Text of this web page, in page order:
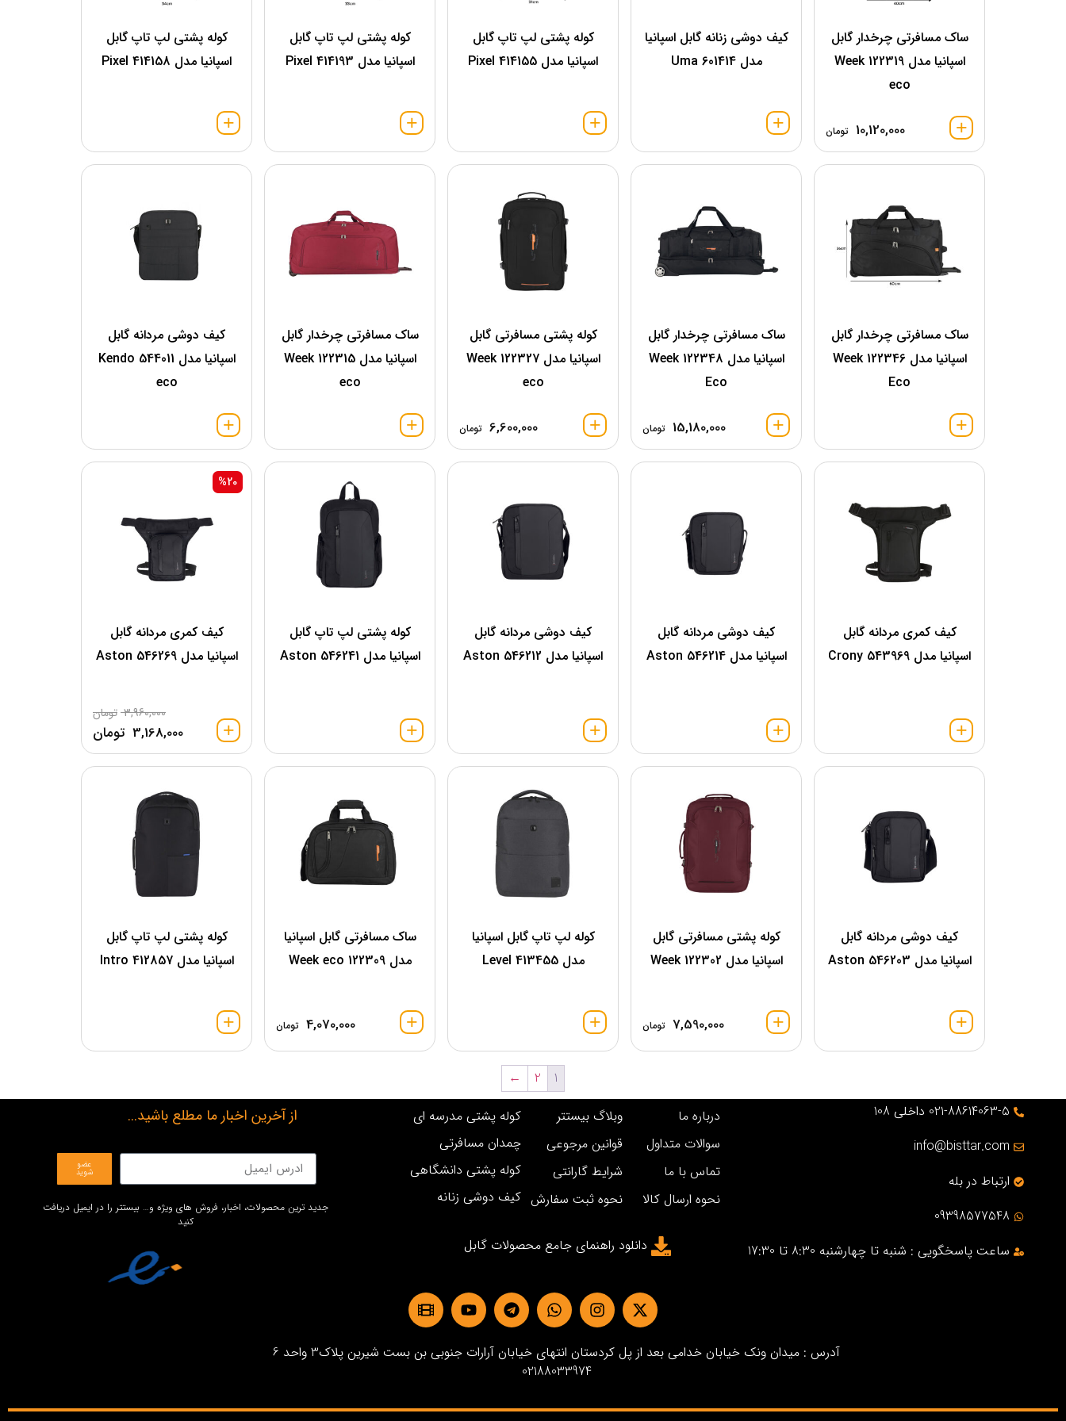
ساک مسافرتی چرخدار گابل
اسپانیا مدل 122319 Week
eco
10,120,000 تومان
کیف دوشی زنانه گابل اسپانیا
مدل 601414 Uma
کوله پشتی لپ تاپ گابل
اسپانیا مدل 414155 Pixel
کوله پشتی لپ تاپ گابل
اسپانیا مدل 414193 Pixel
کوله پشتی لپ تاپ گابل
اسپانیا مدل 414158 Pixel
ساک مسافرتی چرخدار گابل
اسپانیا مدل 122346 Week
Eco
ساک مسافرتی چرخدار گابل
اسپانیا مدل 122348 Week
Eco
15,180,000 تومان
کوله پشتی مسافرتی گابل
اسپانیا مدل 122327 Week
eco
6,600,000 تومان
ساک مسافرتی چرخدار گابل
اسپانیا مدل 122315 Week
eco
کیف دوشی مردانه گابل
اسپانیا مدل 544011 Kendo
eco
کیف کمری مردانه گابل
اسپانیا مدل 543969 Crony
کیف دوشی مردانه گابل
اسپانیا مدل 546214 Aston
کیف دوشی مردانه گابل
اسپانیا مدل 546212 Aston
کوله پشتی لپ تاپ گابل
اسپانیا مدل 546241 Aston
کیف کمری مردانه گابل
اسپانیا مدل 546269 Aston
%20
3,960,000 تومان
3,168,000 تومان
کیف دوشی مردانه گابل
اسپانیا مدل 546203 Aston
کوله پشتی مسافرتی گابل
اسپانیا مدل 122302 Week
7,590,000 تومان
کوله لپ تاپ گابل اسپانیا
مدل 413455 Level
ساک مسافرتی گابل اسپانیا
مدل 122309 Week eco
4,070,000 تومان
کوله پشتی لپ تاپ گابل
اسپانیا مدل 412857 Intro
1
2
←
021-88614063-5 داخلی 108
info@bisttar.com
ارتباط در بله
09398577548
ساعت پاسخگویی : شنبه تا چهارشنبه 8:30 تا 17:30
درباره ما
سوالات متداول
تماس با ما
نحوه ارسال کالا
وبلاگ بیستتر
قوانین مرجوعی
شرایط گارانتی
نحوه ثبت سفارش
کوله پشتی مدرسه ای
چمدان مسافرتی
کوله پشتی دانشگاهی
کیف دوشی زنانه
دانلود راهنمای جامع محصولات گابل
از آخرین اخبار ما مطلع باشید...
عضو
شوید
جدید ترین محصولات، اخبار، فروش های ویژه و… بیستتر را در ایمیل دریافت
کنید
آدرس : میدان ونک خیابان خدامی بعد از پل کردستان انتهای خیابان آرارات جنوبی بن بست شیرین پلاک3 واحد 6
02188033974